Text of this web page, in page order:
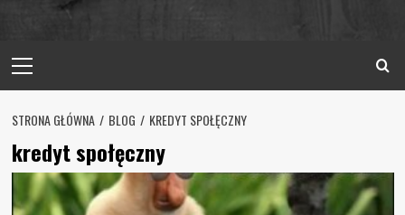
Menu
STRONA GŁÓWNA BLOG KREDYT SPOŁĘCZNY
kredyt społęczny